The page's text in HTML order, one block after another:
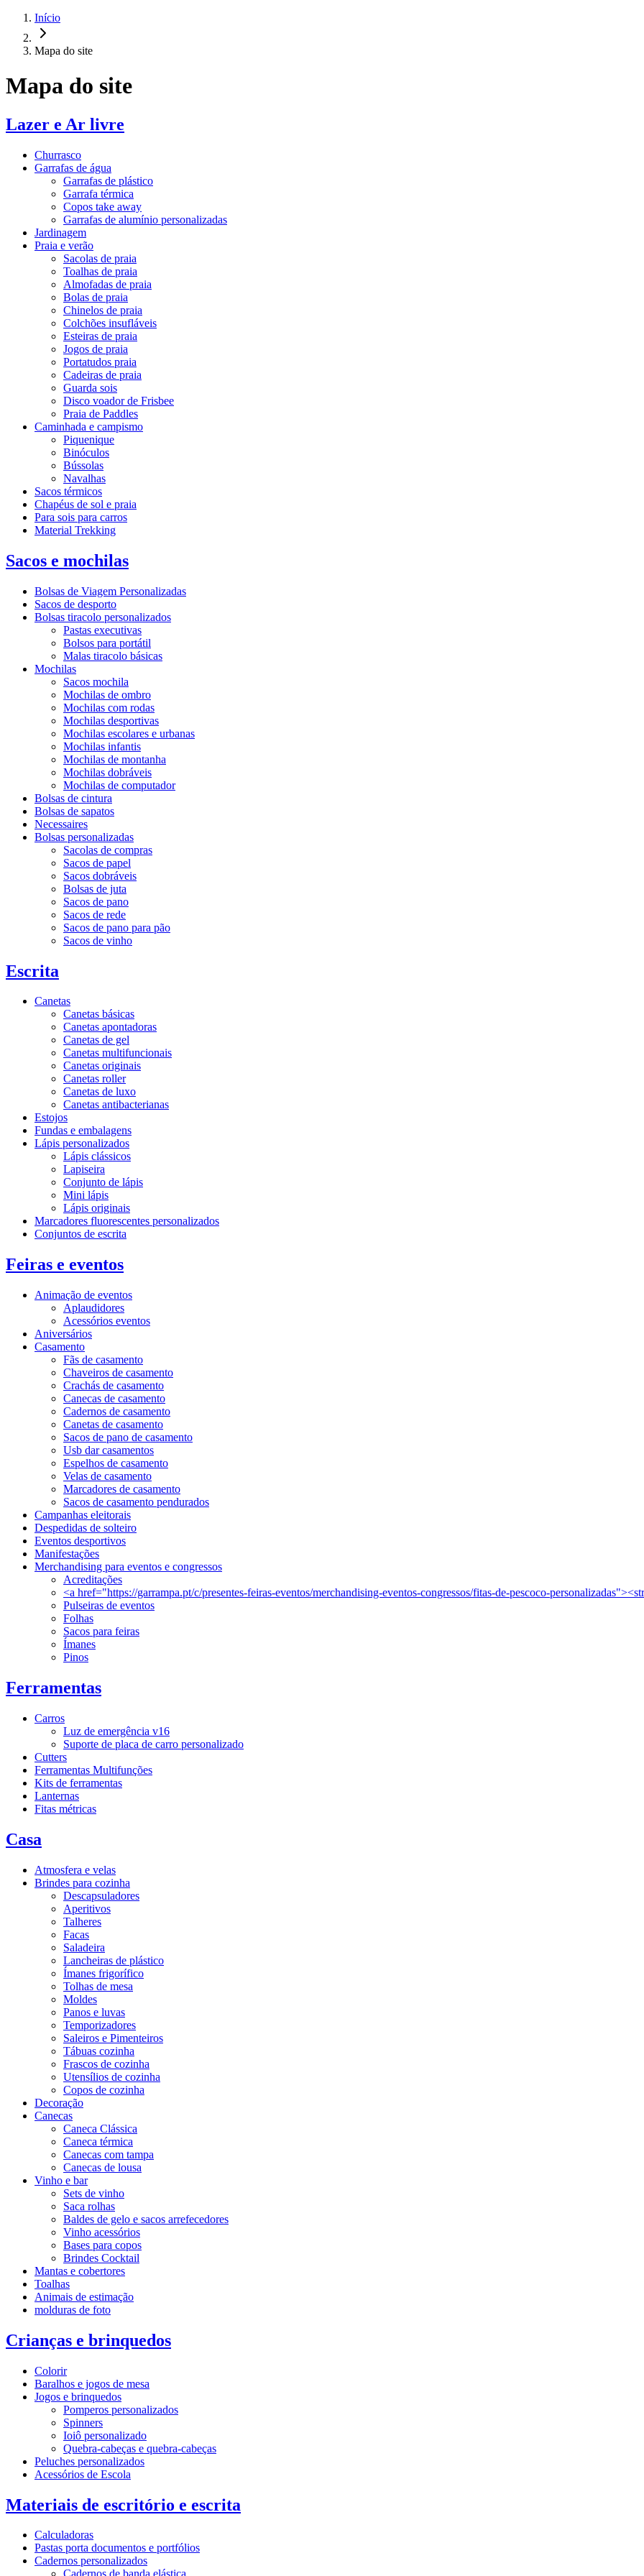
Início
Mapa do site
Mapa do site
Lazer e Ar livre
Churrasco
Garrafas de água
Garrafas de plástico
Garrafa térmica
Copos take away
Garrafas de alumínio personalizadas
Jardinagem
Praia e verão
Sacolas de praia
Toalhas de praia
Almofadas de praia
Bolas de praia
Chinelos de praia
Colchões insufláveis
Esteiras de praia
Jogos de praia
Portatudos praia
Cadeiras de praia
Guarda sois
Disco voador de Frisbee
Praia de Paddles
Caminhada e campismo
Piquenique
Binóculos
Bússolas
Navalhas
Sacos térmicos
Chapéus de sol e praia
Para sois para carros
Material Trekking
Sacos e mochilas
Bolsas de Viagem Personalizadas
Sacos de desporto
Bolsas tiracolo personalizados
Pastas executivas
Bolsos para portátil
Malas tiracolo básicas
Mochilas
Sacos mochila
Mochilas de ombro
Mochilas com rodas
Mochilas desportivas
Mochilas escolares e urbanas
Mochilas infantis
Mochilas de montanha
Mochilas dobráveis
Mochilas de computador
Bolsas de cintura
Bolsas de sapatos
Necessaires
Bolsas personalizadas
Sacolas de compras
Sacos de papel
Sacos dobráveis
Bolsas de juta
Sacos de pano
Sacos de rede
Sacos de pano para pão
Sacos de vinho
Escrita
Canetas
Canetas básicas
Canetas apontadoras
Canetas de gel
Canetas multifuncionais
Canetas originais
Canetas roller
Canetas de luxo
Canetas antibacterianas
Estojos
Fundas e embalagens
Lápis personalizados
Lápis clássicos
Lapiseira
Conjunto de lápis
Mini lápis
Lápis originais
Marcadores fluorescentes personalizados
Conjuntos de escrita
Feiras e eventos
Animação de eventos
Aplaudidores
Acessórios eventos
Aniversários
Casamento
Fãs de casamento
Chaveiros de casamento
Crachás de casamento
Canecas de casamento
Cadernos de casamento
Canetas de casamento
Sacos de pano de casamento
Usb dar casamentos
Espelhos de casamento
Velas de casamento
Marcadores de casamento
Sacos de casamento pendurados
Campanhas eleitorais
Despedidas de solteiro
Eventos desportivos
Manifestações
Merchandising para eventos e congressos
Acreditações
<a href="https://garrampa.pt/c/presentes-feiras-eventos/merchandising-eventos-congressos/fitas-de-pescoco-
Pulseiras de eventos
Folhas
Sacos para feiras
Ímanes
Pinos
Ferramentas
Carros
Luz de emergência v16
Suporte de placa de carro personalizado
Cutters
Ferramentas Multifunções
Kits de ferramentas
Lanternas
Fitas métricas
Casa
Atmosfera e velas
Brindes para cozinha
Descapsuladores
Aperitivos
Talheres
Facas
Saladeira
Lancheiras de plástico
Ímanes frigorífico
Tolhas de mesa
Moldes
Panos e luvas
Temporizadores
Saleiros e Pimenteiros
Tábuas cozinha
Frascos de cozinha
Utensílios de cozinha
Copos de cozinha
Decoração
Canecas
Caneca Clássica
Caneca térmica
Canecas com tampa
Canecas de lousa
Vinho e bar
Sets de vinho
Saca rolhas
Baldes de gelo e sacos arrefecedores
Vinho acessórios
Bases para copos
Brindes Cocktail
Mantas e cobertores
Toalhas
Animais de estimação
molduras de foto
Crianças e brinquedos
Colorir
Baralhos e jogos de mesa
Jogos e brinquedos
Pomperos personalizados
Spinners
Ioiô personalizado
Quebra-cabeças e quebra-cabeças
Peluches personalizados
Acessórios de Escola
Materiais de escritório e escrita
Calculadoras
Pastas porta documentos e portfólios
Cadernos personalizados